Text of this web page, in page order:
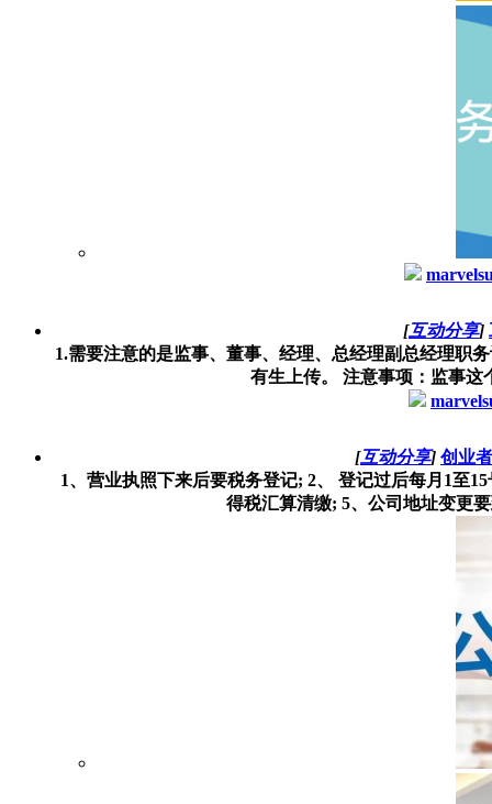
[互动分享]
1.需要注意的是监事、董事、经理、总经理副总经理职
有生上传。 注意事项：监事这
[互动分享] 创业
1、营业执照下来后要税务登记; 2、 登记过后每月1至
得税汇算清缴; 5、公司地址变更